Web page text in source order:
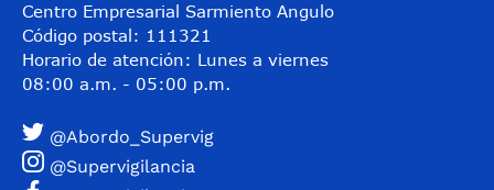
Centro Empresarial Sarmiento Angulo
Código postal: 111321
Horario de atención: Lunes a viernes
08:00 a.m. - 05:00 p.m.
@Abordo_Supervig
@Supervigilancia